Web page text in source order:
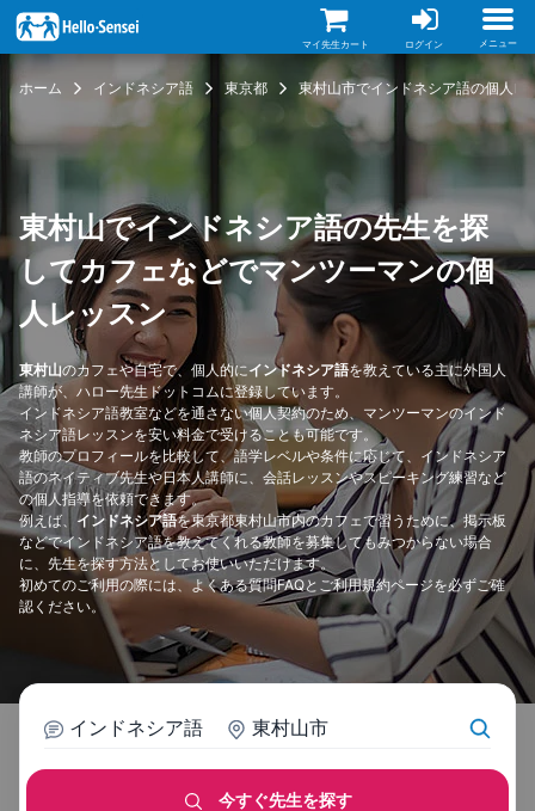
イ
ン
コ
テ
に
マイ先生カート ログイン メニュー
ホーム インドネシア語 東京都 東村山市でインドネシア語の個人レ
東村山でインドネシア語の先生を探
してカフェなどでマンツーマンの個
人レッスン
東村山のカフェや自宅で、個人的にインドネシア語を教えている主に外国人
講師が、ハロー先生ドットコムに登録しています。
インドネシア語教室などを通さない個人契約のため、マンツーマンのインド
ネシア語レッスンを安い料金で受けることも可能です。
教師のプロフィールを比較して、語学レベルや条件に応じて、インドネシア
語のネイティブ先生や日本人講師に、会話レッスンやスピーキング練習など
の個人指導を依頼できます。
例えば、 インドネシア語を東京都東村山市内のカフェで習うために、掲示板
などでインドネシア語を教えてくれる教師を募集してもみつからない場合
に、先生を探す方法としてお使いいただけます。
初めてのご利用の際には、よくある質問FAQと ご利用規約ページを必ずご確
認ください。
インドネシア語 東村山市
今すぐ先生を探す